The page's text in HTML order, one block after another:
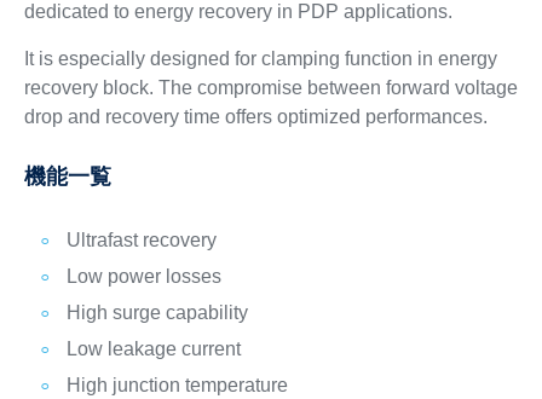
dedicated to energy recovery in PDP applications.
It is especially designed for clamping function in energy
recovery block. The compromise between forward voltage
drop and recovery time offers optimized performances.
機能一覧
Ultrafast recovery
Low power losses
High surge capability
Low leakage current
High junction temperature